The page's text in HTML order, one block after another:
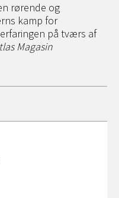
rørende og
kamp for
på tværs af
Magasin